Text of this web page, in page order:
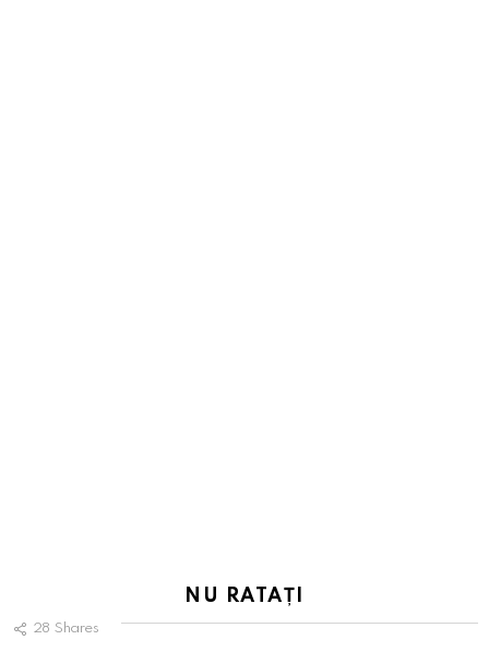
NU RATAȚI
28 Shares